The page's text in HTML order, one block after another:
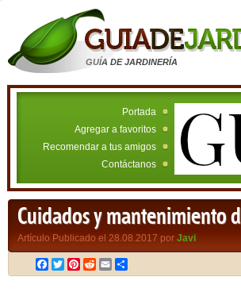
GUÍA DE JARDINERÍA
Portada
Agregar a favoritos
Recomendar a tus amigos
Contáctanos
Cuidados y mantenimiento
Artículo Publicado el 28.08.2017 por Javi
Facebook
TwitterPinterest
RedditEmail